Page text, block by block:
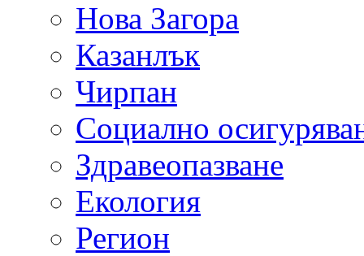
Нова Загора
Казанлък
Чирпан
Социално
Здравеопазване
Екология
Регион